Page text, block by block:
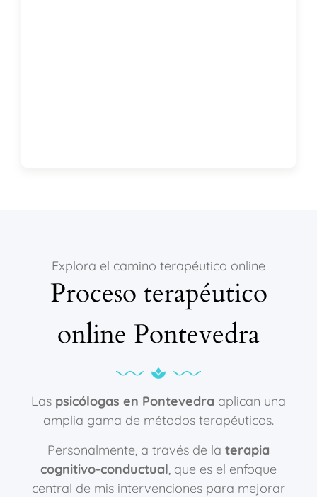
Explora el camino terapéutico online
Proceso terapéutico
online Pontevedra
Las psicólogas en Pontevedra aplican una
amplia gama de métodos terapéuticos.
Personalmente, a través de la terapia
cognitivo-conductual, que es el enfoque
central de mis intervenciones para mejorar